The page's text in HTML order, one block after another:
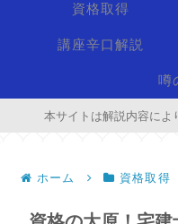
資格取得
講座辛口解説
噂
本サイトは解説内容によ
ホーム 資格取得